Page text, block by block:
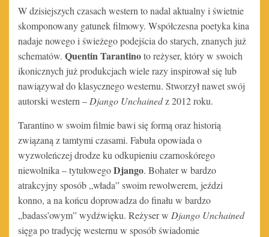
W dzisiejszych czasach western to nadal aktualny i świetnie
skomponowany gatunek filmowy. Współczesna poetyka kina
nadaje nowego i świeżego podejścia do starych, znanych już
schematów. Quentin Tarantinoto reżyser, który w swoich
ikonicznych już produkcjach wiele razy inspirował się lub
nawiązywał do klasycznego westernu. Stworzył nawet swój
autorski western – Django Unchainedz 2012 roku.
Tarantino w swoim filmie bawi się formą oraz historią
związaną z tamtymi czasami. Fabuła opowiada o
wyzwoleńczej drodze ku odkupieniu czarnoskórego
niewolnika – tytułowegoDjango. Bohater w bardzo
atrakcyjny sposób „włada” swoim rewolwerem, jeździ
konno, a na końcu doprowadza do finału w bardzo
„badass’owym” wydźwięku. Reżyser w Django Unchained
sięga po tradycję westernu w sposób świadomie